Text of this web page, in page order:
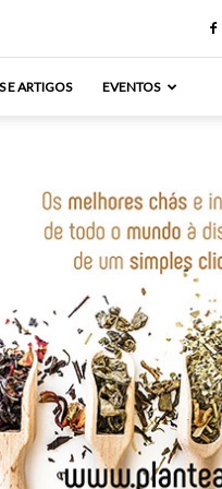
E ARTIGOS EVENTOS